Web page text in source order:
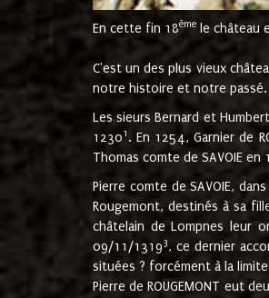
En cette fin 18ème le château
C'est un des plus vieux
notre histoire et notre passé.
Les sieurs Bernard et
12301 . En 1254, Garnier de
Thomas comte de SAVOIE en
Pierre comte de SAVOIE,
Rougemont, destinés à sa
châtelain de Lompnes leur
09/11/13193, ce dernier
situées ? forcément à la
Pierre de ROUGEMONT eut